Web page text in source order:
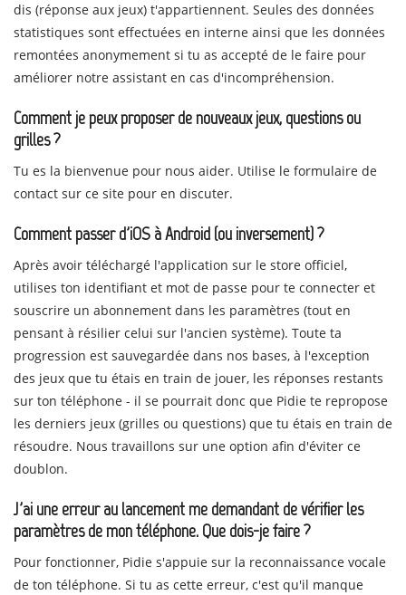
dis (réponse aux jeux) t'appartiennent. Seules des données
statistiques sont effectuées en interne ainsi que les données
remontées anonymement si tu as accepté de le faire pour
améliorer notre assistant en cas d'incompréhension.
Comment je peux proposer de nouveaux jeux, questions ou
grilles ?
Tu es la bienvenue pour nous aider. Utilise le formulaire de
contact sur ce site pour en discuter.
Comment passer d'iOS à Android (ou inversement) ?
Après avoir téléchargé l'application sur le store officiel,
utilises ton identifiant et mot de passe pour te connecter et
souscrire un abonnement dans les paramètres (tout en
pensant à résilier celui sur l'ancien système). Toute ta
progression est sauvegardée dans nos bases, à l'exception
des jeux que tu étais en train de jouer, les réponses restants
sur ton téléphone - il se pourrait donc que Pidie te repropose
les derniers jeux (grilles ou questions) que tu étais en train de
résoudre. Nous travaillons sur une option afin d'éviter ce
doublon.
J'ai une erreur au lancement me demandant de vérifier les
paramètres de mon téléphone. Que dois-je faire ?
Pour fonctionner, Pidie s'appuie sur la reconnaissance vocale
de ton téléphone. Si tu as cette erreur, c'est qu'il manque